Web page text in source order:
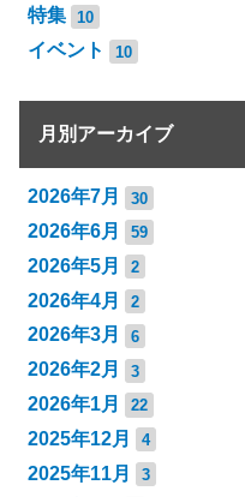
特集 10
イベント 10
月別アーカイブ
2026年7月 30
2026年6月 59
2026年5月 2
2026年4月 2
2026年3月 6
2026年2月 3
2026年1月 22
2025年12月 4
2025年11月 3